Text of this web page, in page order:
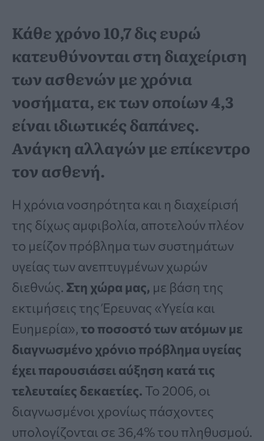
Κάθε χρόνο 10,7 δις ευρώ
κατευθύνονται στη διαχείριση
των ασθενών με χρόνια
νοσήματα, εκ των οποίων 4,3
είναι ιδιωτικές δαπάνες.
Ανάγκη αλλαγών με επίκεντρο
τον ασθενή.
Η χρόνια νοσηρότητα και η διαχείρισή
της δίχως αμφιβολία, αποτελούν πλέον
το μείζον πρόβλημα των συστημάτων
υγείας των ανεπτυγμένων χωρών
διεθνώς. Στη χώρα μας, με βάση της
εκτιμήσεις της Έρευνας «Υγεία και
Ευημερία»,το ποσοστό των ατόμων με
διαγνωσμένο χρόνιο πρόβλημα υγείας
έχει παρουσιάσει αύξηση κατά τις
τελευταίες δεκαετίες. Το 2006, οι
διαγνωσμένοι χρονίως πάσχοντες
υπολογίζονται σε 36,4% του πληθυσμού.